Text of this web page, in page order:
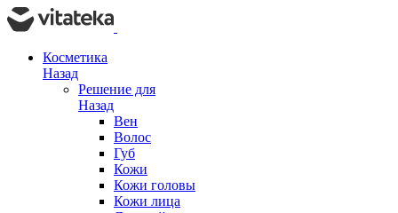
Косметика
Назад
Решение для
Назад
Вен
Волос
Губ
Кожи
Кожи головы
Кожи лица